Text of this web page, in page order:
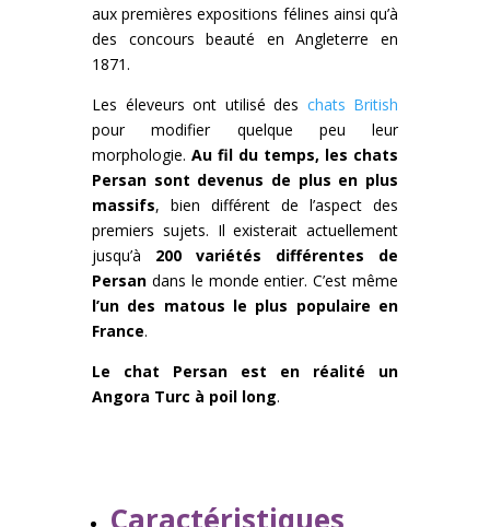
aux premières expositions félines ainsi qu’à
des concours beauté en Angleterre en
1871.
Les éleveurs ont utilisé des chats British
pour modifier quelque peu leur
morphologie. Au fil du temps, les chats
Persan sont devenus de plus en plus
massifs, bien différent de l’aspect des
premiers sujets. Il existerait actuellement
jusqu’à 200 variétés différentes de
Persan dans le monde entier. C’est même
l’un des matous le plus populaire en
France.
Le chat Persan est en réalité un
Angora Turc à poil long.
Caractéristiques